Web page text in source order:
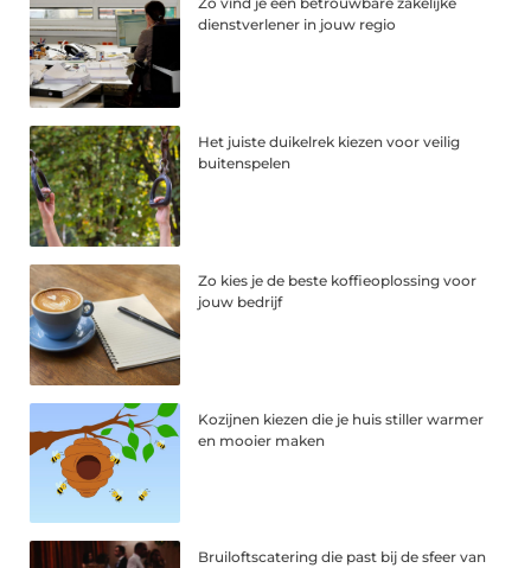
dienstverlener in jouw regio
Het juiste duikelrek kiezen voor veilig
buitenspelen
Zo kies je de beste koffieoplossing voor
jouw bedrijf
Kozijnen kiezen die je huis stiller warmer
en mooier maken
Bruiloftscatering die past bij de sfeer van